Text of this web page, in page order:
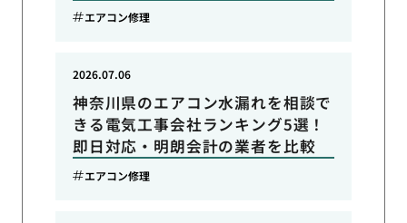
エアコン修理
神奈川県のエアコン水漏れを相談で
きる電気工事会社ランキング5選！
即日対応・明朗会計の業者を比較
2026.07.06
エアコン修理